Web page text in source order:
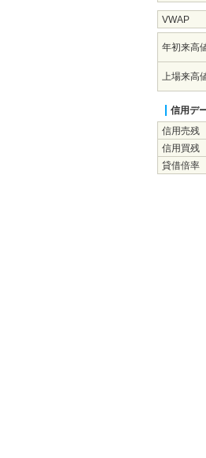
VWAP
年初来高
上場来高
信用デ
信用売残
信用買残
貸借倍率